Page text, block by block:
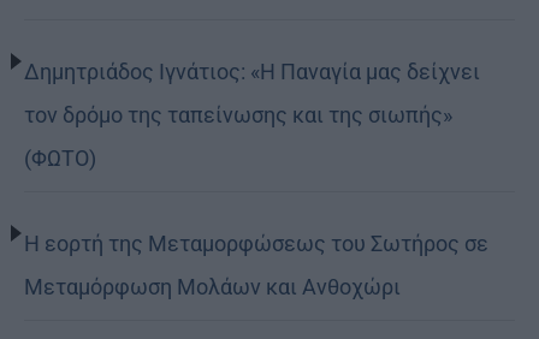
Δημητριάδος Ιγνάτιος: «Η Παναγία μας δείχνει
τον δρόμο της ταπείνωσης και της σιωπής»
(ΦΩΤΟ)
Η εορτή της Μεταμορφώσεως του Σωτήρος σε
Μεταμόρφωση Μολάων και Ανθοχώρι